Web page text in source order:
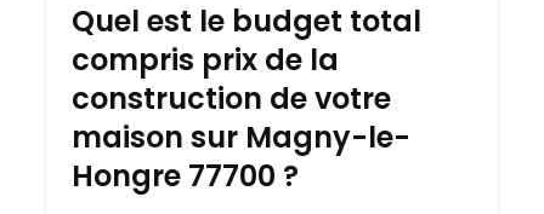
Quel est le budget total
compris prix de la
construction de votre
maison sur Magny-le-
Hongre 77700 ?